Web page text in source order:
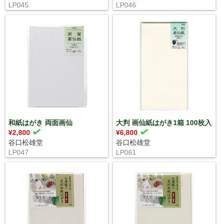
LP045
LP046
和紙はがき 両面画仙
¥2,800
谷口松雄堂
LP047
大判 画仙紙はがき1箱 100枚入
¥6,800
谷口松雄堂
LP061